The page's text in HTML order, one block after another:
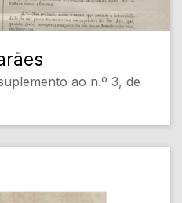
ao n.º 3, de